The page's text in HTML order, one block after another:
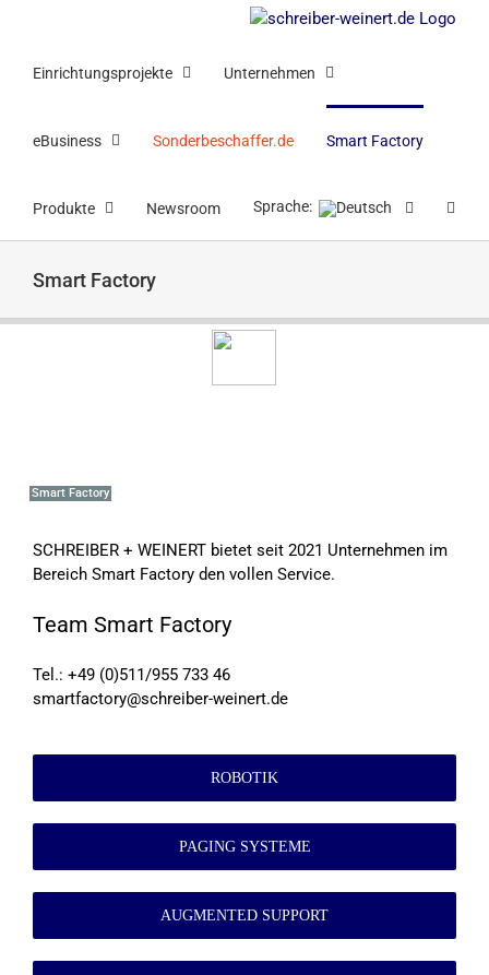
Einrichtungsprojekte Unternehmen
eBusiness Sonderbeschaffer.de Smart Factory
Produkte Newsroom Sprache:
Smart Factory
Smart Factory
SCHREIBER + WEINERT bietet seit 2021 Unternehmen im
Bereich Smart Factory den vollen Service.
Team Smart Factory
Tel.: +49 (0)511/955 733 46
smartfactory@schreiber-weinert.de
ROBOTIK
PAGING SYSTEME
AUGMENTED SUPPORT